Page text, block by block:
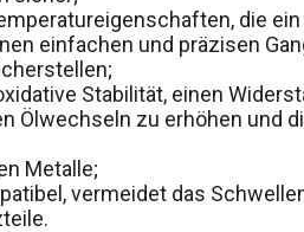
die
einfachen und präzisen
Stabilität, einen
Ölwechseln zu erhöhen und
Metalle;
vermeidet das